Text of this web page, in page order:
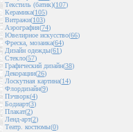
Текстиль (батик)(107)
Керамика(105)
Витражи(103)
Аэрография(74)
Ювелирное искусство(66)
Фреска, мозаика(64)
Дизайн одежды(61)
Стекло(57)
Графический дизайн(38)
Декорации(26)
Лоскутная картина(14)
Флордизайн(9)
Пэчворк(4)
Бодиарт(3)
Плакат(2)
Ленд-арт(2)
Театр. костюмы(0)